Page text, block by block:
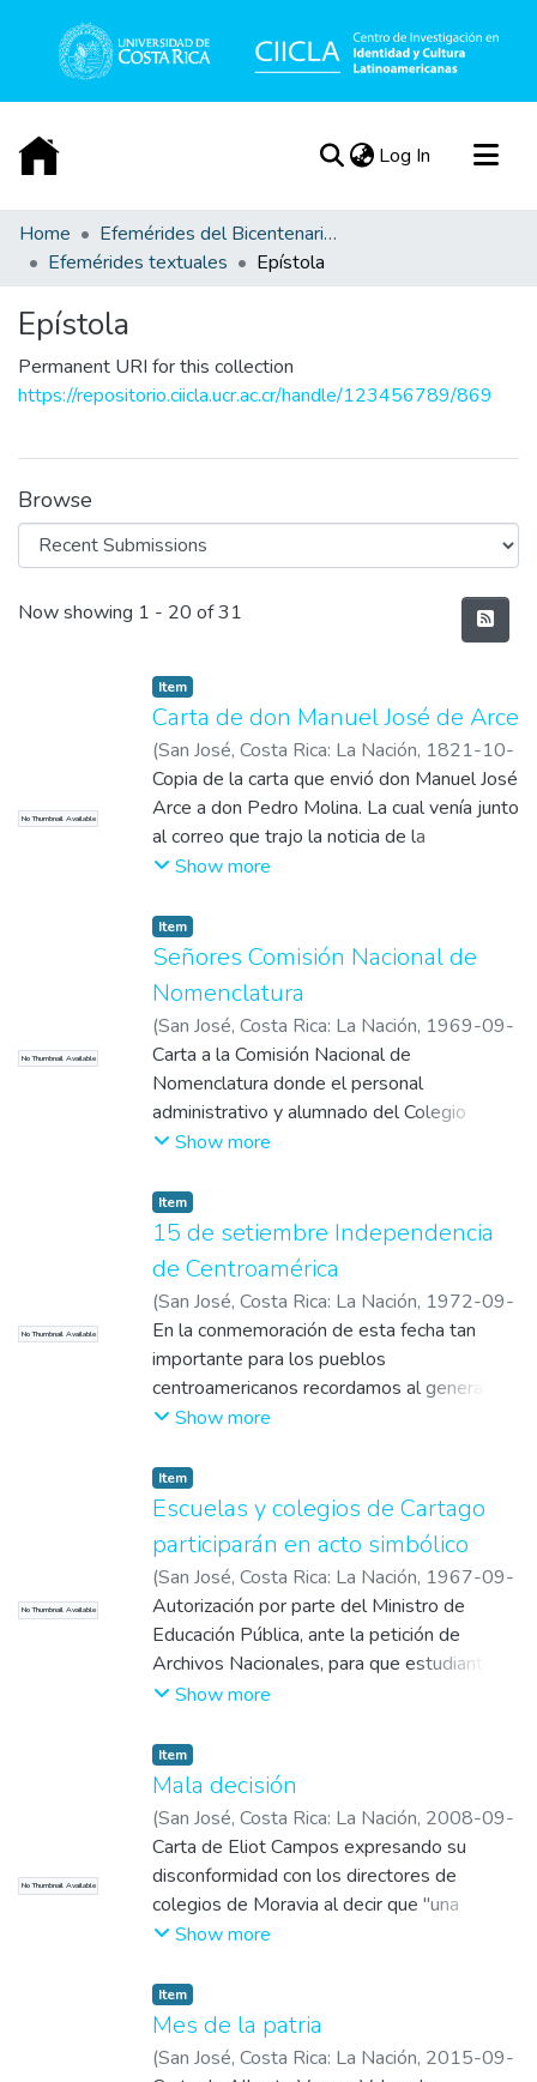
Log In (current)
Communities & Collections
All of DSpace
Statistics
Acerca de
Home
Efemérides del Bicentenario de la Independencia de Costa Rica
Efemérides textuales
Epístola
Epístola
Permanent URI for this collection
https://repositorio.ciicla.ucr.ac.cr/handle/123456789/869
Browse
Recent Submissions
Now showing 1 - 20 of 31
No Thumbnail Available
Item
Carta de don Manuel José de Arce
(San José, Costa Rica: La Nación, 1821-10-
15)De Arce, Manuel José
Copia de la carta que envió don Manuel José
Arce a don Pedro Molina. La cual venía junto
al correo que trajo la noticia de la
Independencia.
Show more
No Thumbnail Available
Item
Señores Comisión Nacional de
Nomenclatura
(San José, Costa Rica: La Nación, 1969-09-
15)Colegio Lincoln
Carta a la Comisión Nacional de
Nomenclatura donde el personal
administrativo y alumnado del Colegio
Lincoln expresan los mejores deseos para
marco de la celebración del aniversario de la
Independencia Nacional y sugieren bautizar
la carretera que une San José con la
provincia de Limón con el nombre de Braulio
Carrillo.
Show more
No Thumbnail Available
Item
15 de setiembre Independencia
de Centroamérica
(San José, Costa Rica: La Nación, 1972-09-
16 )Pitti E., Nidya Nereida
En la conmemoración de esta fecha tan
importante para los pueblos
centroamericanos recordamos al general
Francisco Morazán, quien combatió con
hermano de Costa Rica y a los demás
países de la unión centroamericana.
Hermanos de Centroamérica, "salud y
bienestar en su fecha de independencia".
Show more
No Thumbnail Available
Item
Escuelas y colegios de Cartago
participarán en acto simbólico
(San José, Costa Rica: La Nación, 1967-09-
14)Malavassi V., Guillermo
Autorización por parte del Ministro de
Educación Pública, ante la petición de
Archivos Nacionales, para que estudiantes
de escuelas y colegios participen en los
octubre en Cartago, con ocasión de
exhibirse el Acta de 29 de octubre de
1821 que declara la independencia del
gobierno español.
Show more
No Thumbnail Available
Item
Mala decisión
(San José, Costa Rica: La Nación, 2008-09-
15)Campos Ballard, Eliot
Carta de Eliot Campos expresando su
disconformidad con los directores de
colegios de Moravia al decir que "una
tradición no vale la pena ser conservada,
de los revoltosos dictan la conducta del
resto de ciudadanos civilizados".
Show more
Item
Mes de la patria
(San José, Costa Rica: La Nación, 2015-09-